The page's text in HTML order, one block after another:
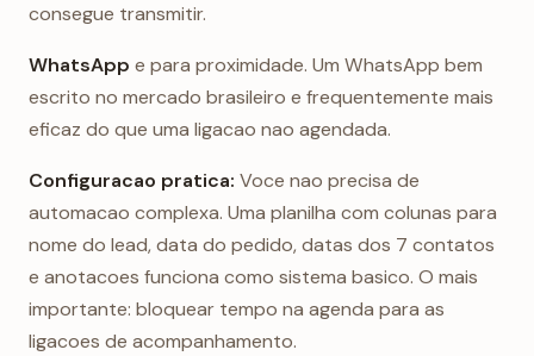
consegue transmitir.
WhatsApp e para proximidade. Um WhatsApp bem
escrito no mercado brasileiro e frequentemente mais
eficaz do que uma ligacao nao agendada.
Configuracao pratica: Voce nao precisa de
automacao complexa. Uma planilha com colunas para
nome do lead, data do pedido, datas dos 7 contatos
e anotacoes funciona como sistema basico. O mais
importante: bloquear tempo na agenda para as
ligacoes de acompanhamento.